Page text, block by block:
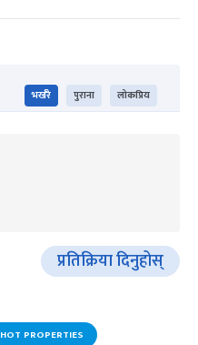
भर्खरै पुराना लोकप्रिय
प्रतिक्रिया दिनुहोस्
HOT PROPERTIES